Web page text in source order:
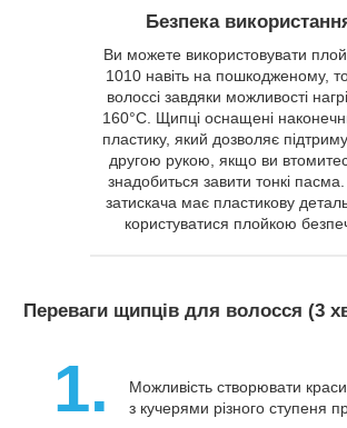
Безпека
Ви можете використовувати
1010 навіть на пошкодженому,
волоссі завдяки можливості
160°C. Щипці оснащені
пластику, який дозволяє
другою рукою, якщо ви
знадобиться завити тонкі
затискача має пластикову
користуватися плойкою
Переваги щипців для волосся (3
1.
Можливість створювати
з кучерями різного ступеня